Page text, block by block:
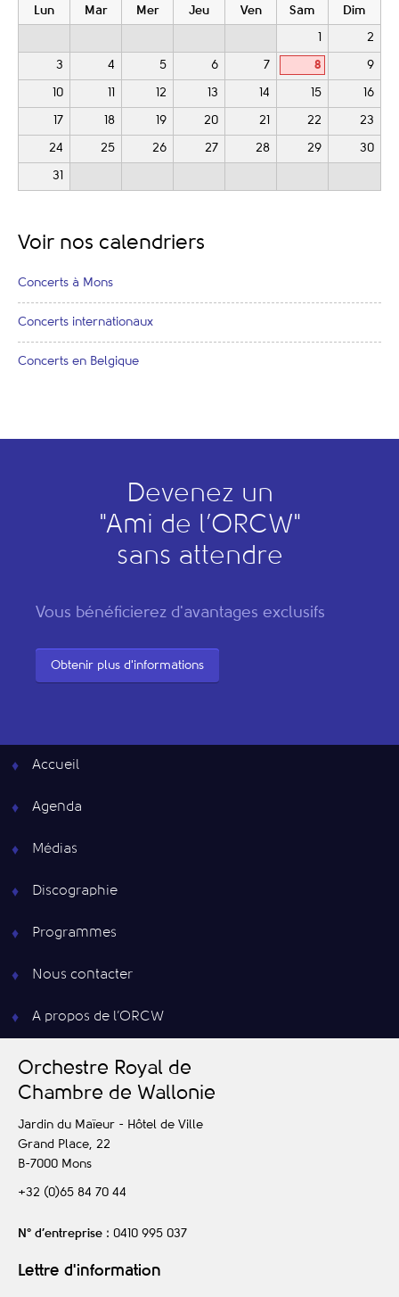
Lun Mar Mer Jeu Ven Sam Dim
1 2
3 4 5 6 7 8 9
10 11 12 13 14 15 16
17 18 19 20 21 22 23
24 25 26 27 28 29 30
31
Voir nos calendriers
Concerts à Mons
Concerts internationaux
Concerts en Belgique
Devenez un
"Ami de l’ORCW"
sans attendre
Vous bénéficierez d'avantages exclusifs
Obtenir plus d'informations
Accueil
Agenda
Médias
Discographie
Programmes
Nous contacter
A propos de l’ORCW
Orchestre Royal de
Chambre de Wallonie
Jardin du Maïeur - Hôtel de Ville
Grand Place, 22
B-7000 Mons
+32 (0)65 84 70 44
N° d’entreprise : 0410 995 037
Lettre d'information